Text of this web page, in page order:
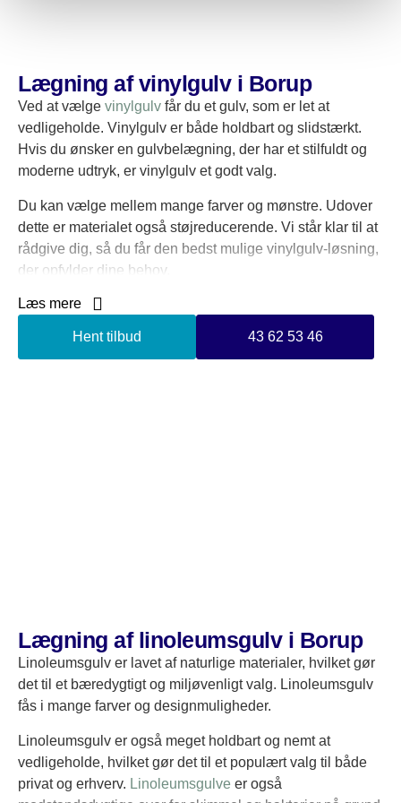
Lægning af vinylgulv i Borup
Ved at vælge vinylgulv får du et gulv, som er let at
vedligeholde. Vinylgulv er både holdbart og slidstærkt.
Hvis du ønsker en gulvbelægning, der har et stilfuldt og
moderne udtryk, er vinylgulv et godt valg.
Du kan vælge mellem mange farver og mønstre. Udover
dette er materialet også støjreducerende. Vi står klar til at
rådgive dig, så du får den bedst mulige vinylgulv-løsning,
der opfylder dine behov.
Vi har konkurrencedygtige priser på lægning af vinylgulv i
og effektivt uden besvær, er JM Gulv & Rengøring det
rette valg. Vi har den nødvendige erfaring til at sikre, at dit
gulv lever op til dine forventninger.
Læs mere
Hent tilbud 43 62 53 46
Lægning af linoleumsgulv i Borup
Linoleumsgulv er lavet af naturlige materialer, hvilket gør
det til et bæredygtigt og miljøvenligt valg. Linoleumsgulv
fås i mange farver og designmuligheder.
Linoleumsgulv er også meget holdbart og nemt at
vedligeholde, hvilket gør det til et populært valg til både
privat og erhverv. Linoleumsgulve er også